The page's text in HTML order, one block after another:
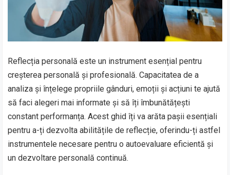
Reflecția personală este un instrument esențial pentru
creșterea personală și profesională. Capacitatea de a
analiza și înțelege propriile gânduri, emoții și acțiuni te ajută
să faci alegeri mai informate și să îți îmbunătățești
constant performanța. Acest ghid îți va arăta pașii esențiali
pentru a-ți dezvolta abilitățile de reflecție, oferindu-ți astfel
instrumentele necesare pentru o autoevaluare eficientă și
un dezvoltare personală continuă.